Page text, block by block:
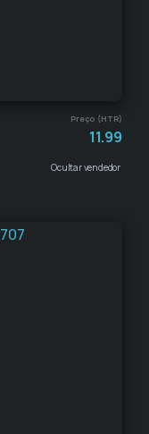
Preço (HTR)
11.99
Ocultar vendedor